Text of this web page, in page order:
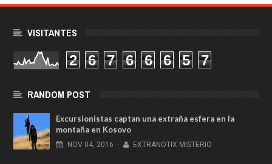
VISITANTES
2 6 7 6 6 6 5 7
RANDOM POST
Excursionistas captan una extraña esfera en la
montaña en Kosovo
NOV 04, 2016 - EXTRANOTIX MISTERIO